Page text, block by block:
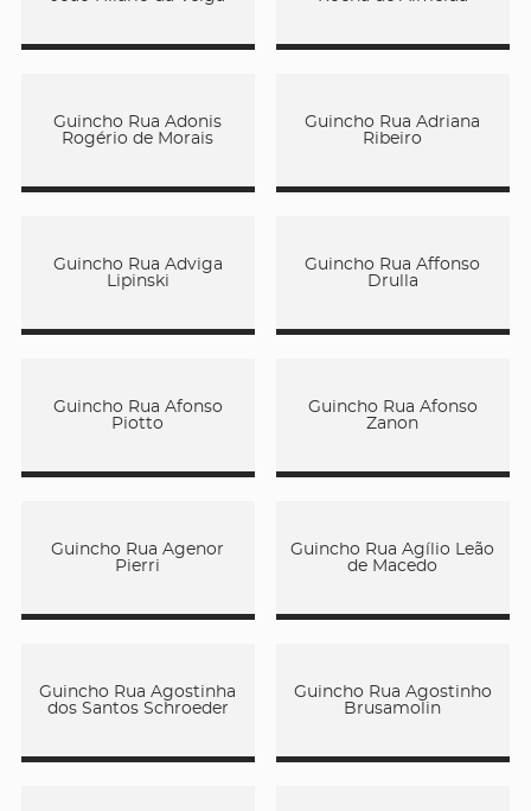
Guincho Rua Adonis
Rogério de Morais
Guincho Rua Adriana
Ribeiro
Guincho Rua Adviga
Lipinski
Guincho Rua Affonso
Drulla
Guincho Rua Afonso
Piotto
Guincho Rua Afonso
Zanon
Guincho Rua Agenor
Pierri
Guincho Rua Agílio Leão
de Macedo
Guincho Rua Agostinha
dos Santos Schroeder
Guincho Rua Agostinho
Brusamolin